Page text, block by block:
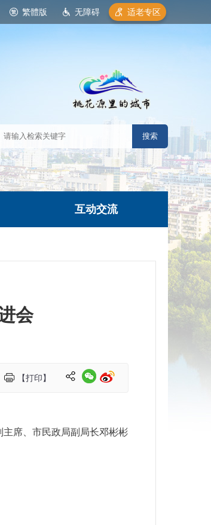
繁體版 无障碍 适老专区
互动交流
会
【打印】
席、市民政局副局长邓彬彬